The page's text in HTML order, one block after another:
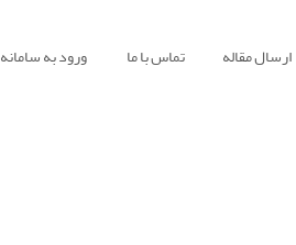
ارسال مقاله تماس با ما ورود به سامانه